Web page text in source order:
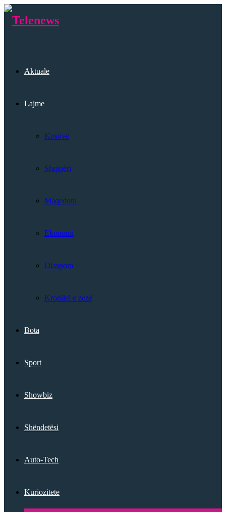
Aktuale
Lajme
Kosovë
Shqipëri
Maqedoni
Ekonomi
Diaspora
Kronikë e zezë
Bota
Sport
Showbiz
Shëndetësi
Auto-Tech
Kuriozitete